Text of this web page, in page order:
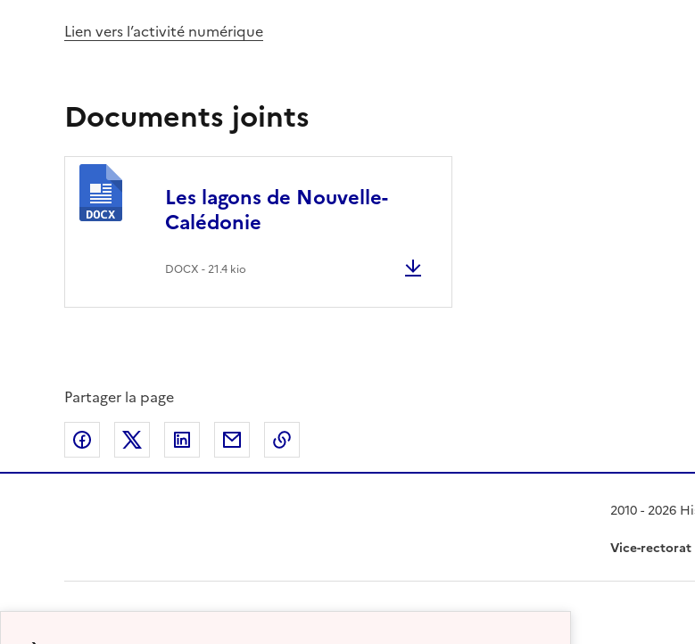
Lien vers l’activité numérique
Documents joints
Les lagons de Nouvelle-
Calédonie
DOCX - 21.4 kio
Partager la page
Partager sur Facebook
Partager sur Twitter
Partager sur LinkedIn
Partager par email
2010 - 2026
Vice-rectorat